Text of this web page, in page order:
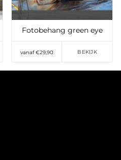
Fotobehang green eye
vanaf €29,90 BEKIJK